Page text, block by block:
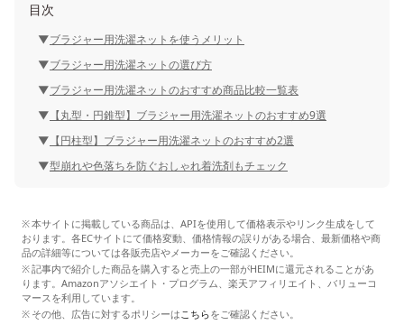
目次
ブラジャー用洗濯ネットを使うメリット
ブラジャー用洗濯ネットの選び方
ブラジャー用洗濯ネットのおすすめ商品比較一覧表
【丸型・円錐型】ブラジャー用洗濯ネットのおすすめ9選
【円柱型】ブラジャー用洗濯ネットのおすすめ2選
型崩れや色落ちを防ぐおしゃれ着洗剤もチェック
本サイトに掲載している商品は、APIを使用して価格表示やリンク生成をして
おります。各ECサイトにて価格変動、価格情報の誤りがある場合、最新価格や商
品の詳細等については各販売店やメーカーをご確認ください。
記事内で紹介した商品を購入すると売上の一部がHEIMに還元されることがあ
ります。Amazonアソシエイト・プログラム、楽天アフィリエイト、バリューコ
マースを利用しています。
その他、広告に対するポリシーはこちらをご確認ください。